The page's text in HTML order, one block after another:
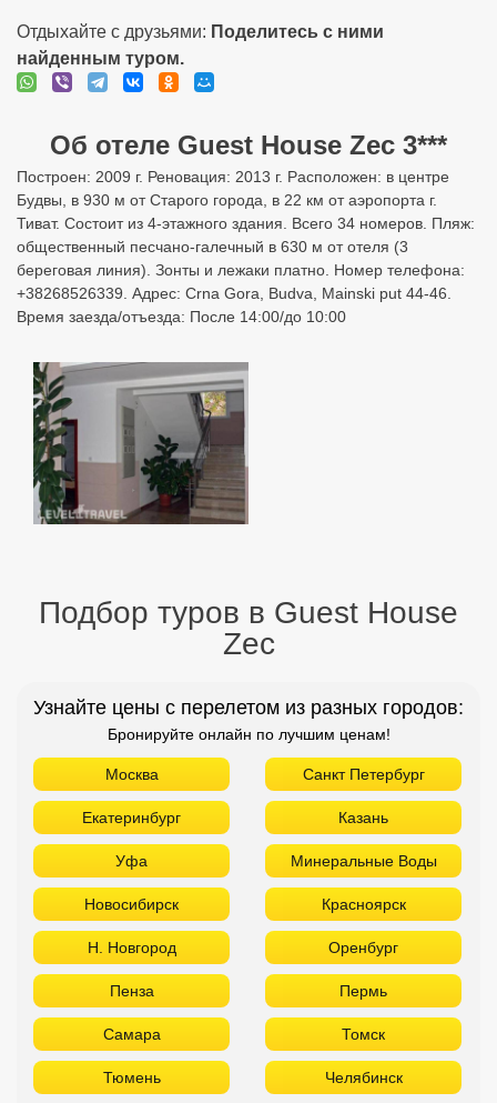
Отдыхайте с друзьями: Поделитесь с ними
найденным туром.
Об отеле Guest House Zec 3***
Построен: 2009 г. Реновация: 2013 г. Расположен: в центре
Будвы, в 930 м от Старого города, в 22 км от аэропорта г.
Тиват. Состоит из 4-этажного здания. Всего 34 номеров. Пляж:
общественный песчано-галечный в 630 м от отеля (3
береговая линия). Зонты и лежаки платно. Номер телефона:
+38268526339. Адрес: Crna Gora, Budva, Mainski put 44-46.
Время заезда/отъезда: После 14:00/до 10:00
Подбор туров в Guest House
Zec
Узнайте цены с перелетом из разных городов:
Бронируйте онлайн по лучшим ценам!
Москва Санкт Петербург
Екатеринбург Казань
Уфа Минеральные Воды
Новосибирск Красноярск
Н. Новгород Оренбург
Пенза Пермь
Самара Томск
Тюмень Челябинск